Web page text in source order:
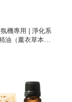
機專用 | 淨化系
油（薰衣草本、